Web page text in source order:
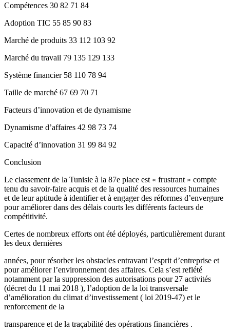
Compétences 30 82 71 84
Adoption TIC 55 85 90 83
Marché de produits 33 112 103 92
Marché du travail 79 135 129 133
Système financier 58 110 78 94
Taille de marché 67 69 70 71
Facteurs d’innovation et de dynamisme
Dynamisme d’affaires 42 98 73 74
Capacité d’innovation 31 99 84 92
Conclusion
Le classement de la Tunisie à la 87e place est « frustrant » compte
tenu du savoir-faire acquis et de la qualité des ressources humaines
et de leur aptitude à identifier et à engager des réformes d’envergure
pour améliorer dans des délais courts les différents facteurs de
compétitivité.
Certes de nombreux efforts ont été déployés, particulièrement durant
les deux dernières
années, pour résorber les obstacles entravant l’esprit d’entreprise et
pour améliorer l’environnement des affaires. Cela s’est reflété
notamment par la suppression des autorisations pour 27 activités
(décret du 11 mai 2018 ), l’adoption de la loi transversale
d’amélioration du climat d’investissement ( loi 2019-47) et le
renforcement de la
transparence et de la traçabilité des opérations financières .